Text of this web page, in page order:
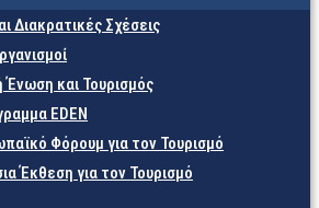
Διακρατικές Σχέσεις
και Τουρισμός
EDEN
Φόρουμ για τον Τουρισμό
Έκθεση για τον Τουρισμό